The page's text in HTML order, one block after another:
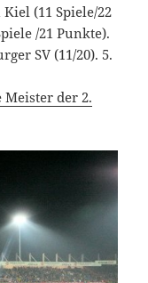
(11 Spiele/22
/21 Punkte).
SV (11/20). 5.
der 2.